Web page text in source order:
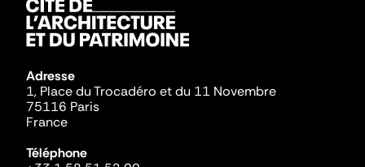
Adresse
1, Place du Trocadéro et du 11 Novembre
75116 Paris
France
Téléphone